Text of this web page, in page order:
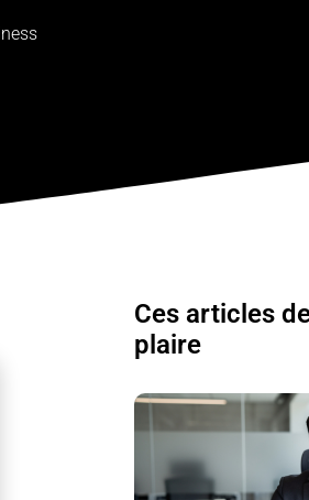
Ces articles
plaire